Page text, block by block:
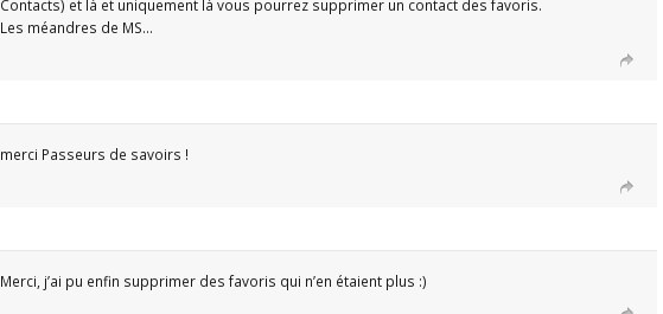
Contacts) et là et uniquement là vous pourrez supprimer un contact des favoris.
Les méandres de MS…
merci Passeurs de savoirs !
Merci, j’ai pu enfin supprimer des favoris qui n’en étaient plus :)